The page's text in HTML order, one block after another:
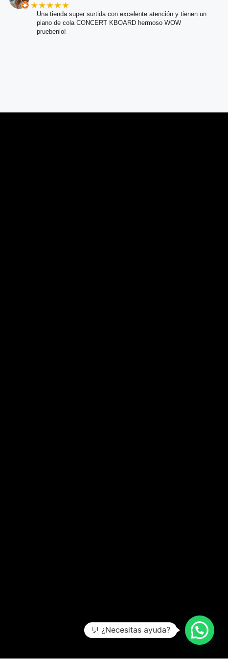
★★★★★
Una tienda super surtida con excelente atención y tienen un
piano de cola CONCERT KBOARD hermoso WOW
pruebenlo!
💬 ¿Necesitas ayuda?